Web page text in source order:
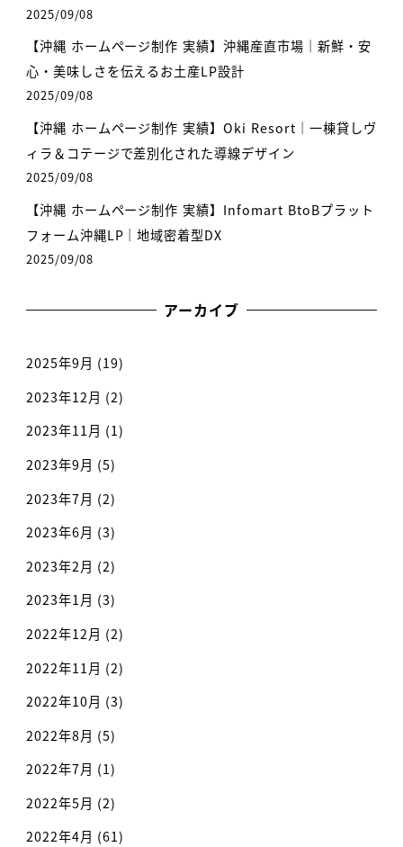
2025/09/08
【沖縄 ホームページ制作 実績】沖縄産直市場｜新鮮・安
心・美味しさを伝えるお土産LP設計
2025/09/08
【沖縄 ホームページ制作 実績】Oki Resort｜一棟貸しヴ
ィラ＆コテージで差別化された導線デザイン
2025/09/08
【沖縄 ホームページ制作 実績】Infomart BtoBプラット
フォーム沖縄LP｜地域密着型DX
2025/09/08
アーカイブ
2025年9月 (19)
2023年12月 (2)
2023年11月 (1)
2023年9月 (5)
2023年7月 (2)
2023年6月 (3)
2023年2月 (2)
2023年1月 (3)
2022年12月 (2)
2022年11月 (2)
2022年10月 (3)
2022年8月 (5)
2022年7月 (1)
2022年5月 (2)
2022年4月 (61)